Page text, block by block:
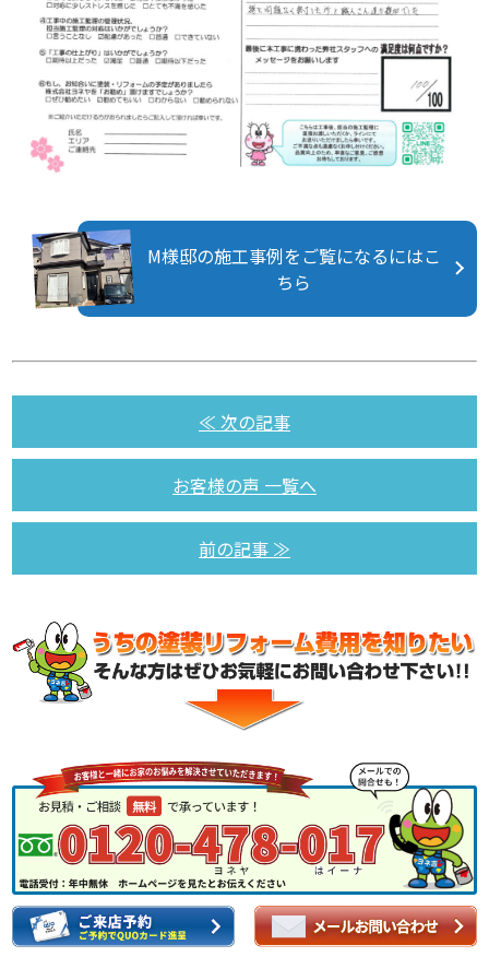
M様邸の施工事例をご覧になるにはこ
ちら
≪ 次の記事
お客様の声 一覧へ
前の記事 ≫